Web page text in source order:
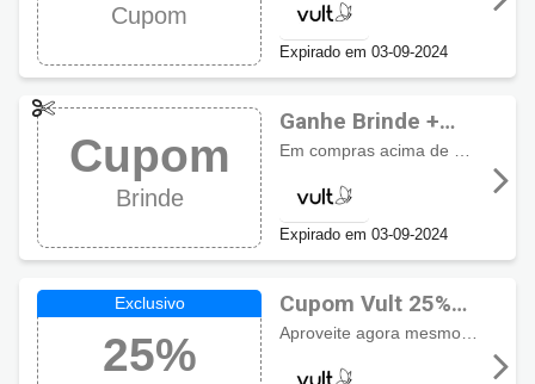
Cupom
Expirado em 03-09-2024
Cupom
Brinde
Ganhe Brinde +
Frete Grátis com
Cupom Vult
Expirado em 03-09-2024
25%
Cupom Vult 25%
de desconto